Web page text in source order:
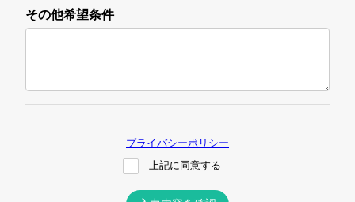
その他希望条件
プライバシーポリシー
上記に同意する